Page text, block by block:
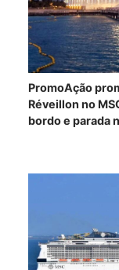
PromoAção
Réveillon no
bordo e parada